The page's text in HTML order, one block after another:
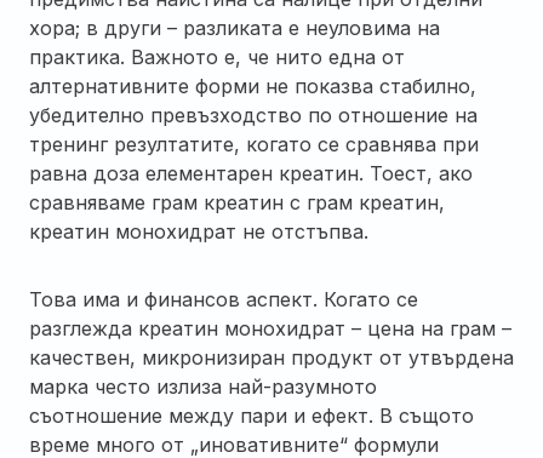
хора; в други – разликата е неуловима на
практика. Важното е, че нито една от
алтернативните форми не показва стабилно,
убедително превъзходство по отношение на
тренинг резултатите, когато се сравнява при
равна доза елементарен креатин. Тоест, ако
сравняваме грам креатин с грам креатин,
креатин монохидрат не отстъпва.
Това има и финансов аспект. Когато се
разглежда креатин монохидрат – цена на грам –
качествен, микронизиран продукт от утвърдена
марка често излиза най-разумното
съотношение между пари и ефект. В същото
време много от „иновативните“ формули